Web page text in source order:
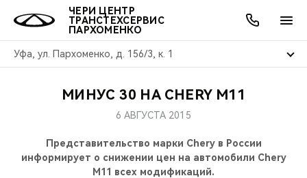
ЧЕРИ ЦЕНТР
ТРАНСТЕХСЕРВИС
ПАРХОМЕНКО
Уфа, ул. Пархоменко, д. 156/3, к. 1
МОДЕЛИ
ПОКУПАТЕЛЯМ
КРЕДИТ И СТРАХОВАНИЕ
ВЛАДЕЛЬЦАМ
ЗАПЧАСТИ И АКСЕССУАРЫ
МИР CHERY
АКЦИИ
ОНЛАЙН СЕРВИСЫ
О КОМПАНИИ
МИНУС 30 НА CHERY M11
6 АВГУСТА 2015
Представительство марки Chery в России
информирует о снижении цен на автомобили Chery
M11 всех модификаций.